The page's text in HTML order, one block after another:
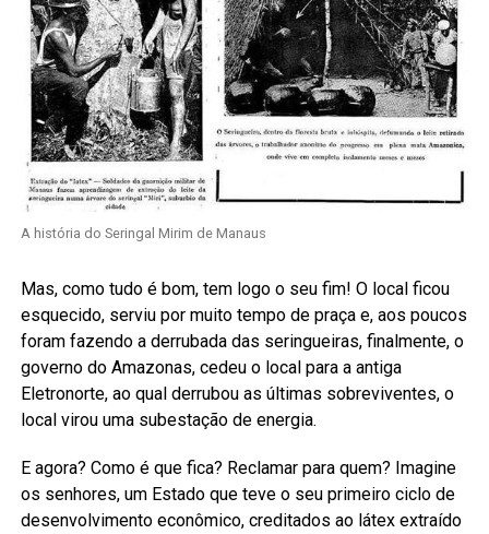
A história do Seringal Mirim de Manaus
Mas, como tudo é bom, tem logo o seu fim! O local ficou
esquecido, serviu por muito tempo de praça e, aos poucos
foram fazendo a derrubada das seringueiras, finalmente, o
governo do Amazonas, cedeu o local para a antiga
Eletronorte, ao qual derrubou as últimas sobreviventes, o
local virou uma subestação de energia.
E agora? Como é que fica? Reclamar para quem? Imagine
os senhores, um Estado que teve o seu primeiro ciclo de
desenvolvimento econômico, creditados ao látex extraído